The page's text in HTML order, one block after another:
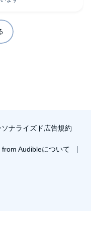
ナライズド広告規約
from Audibleについて